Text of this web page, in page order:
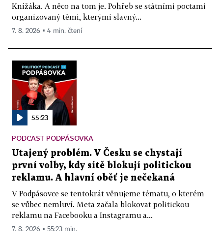
Knížáka. A něco na tom je. Pohřeb se státními poctami
organizovaný těmi, kterými slavný...
7. 8. 2026 ▪ 4 min. čtení
55:23
PODCAST PODPÁSOVKA
Utajený problém. V Česku se chystají
první volby, kdy sítě blokují politickou
reklamu. A hlavní oběť je nečekaná
V Podpásovce se tentokrát věnujeme tématu, o kterém
se vůbec nemluví. Meta začala blokovat politickou
reklamu na Facebooku a Instagramu a...
7. 8. 2026 ▪ 55:23 min.